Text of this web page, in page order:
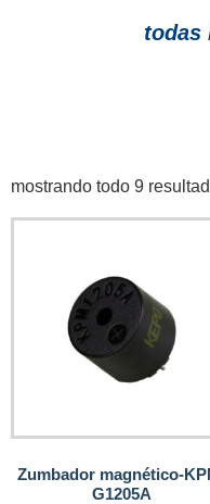
todas
mostrando todo 9
Zumbador magnético-
G1205A